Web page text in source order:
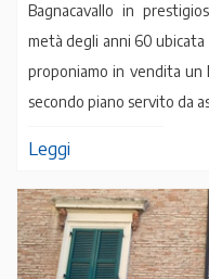
Bagnacavallo in
metà degli anni 60
proponiamo in vendita un
secondo piano servito da
Leggi